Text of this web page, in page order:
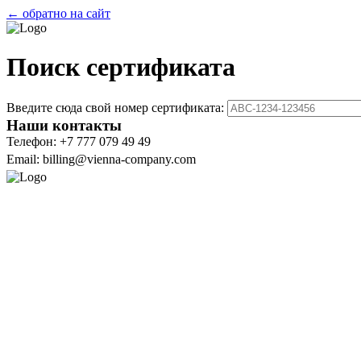
← обратно на сайт
Поиск сертификата
Введите сюда свой номер сертификата:
Наши контакты
Телефон: +7 777 079 49 49
Email: billing@vienna-company.com